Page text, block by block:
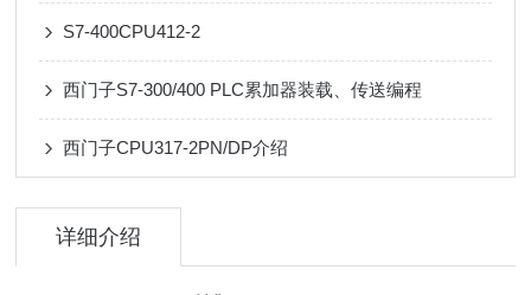
S7-400CPU412-2
西门子S7-300/400 PLC累加器装载、传送编程
西门子CPU317-2PN/DP介绍
详细介绍